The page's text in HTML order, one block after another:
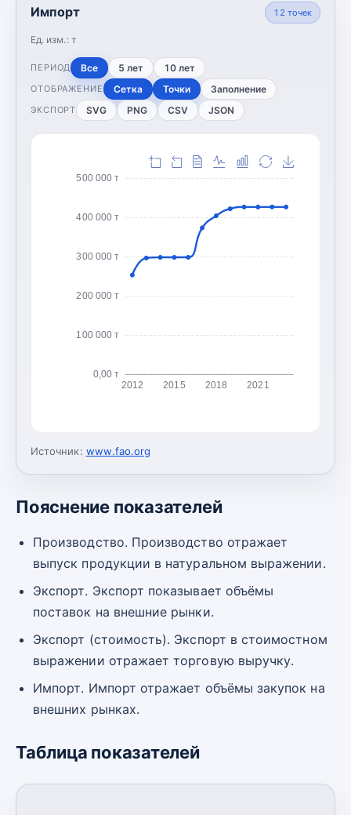
Импорт
Ед. изм.: т
12 точек
ПЕРИОД Все 5 лет 10 лет
ОТОБРАЖЕНИЕ Сетка Точки Заполнение
ЭКСПОРТ SVG PNG CSV JSON
0,00 т
100 000 т
200 000 т
300 000 т
400 000 т
500 000 т
2012 2015 2018 2021
Источник: www.fao.org
Пояснение показателей
Производство. Производство отражает
выпуск продукции в натуральном выражении.
Экспорт. Экспорт показывает объёмы
поставок на внешние рынки.
Экспорт (стоимость). Экспорт в стоимостном
выражении отражает торговую выручку.
Импорт. Импорт отражает объёмы закупок на
внешних рынках.
Таблица показателей